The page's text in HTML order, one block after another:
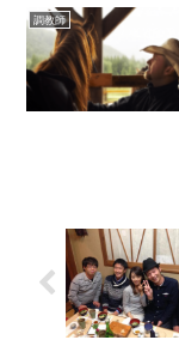
調教師